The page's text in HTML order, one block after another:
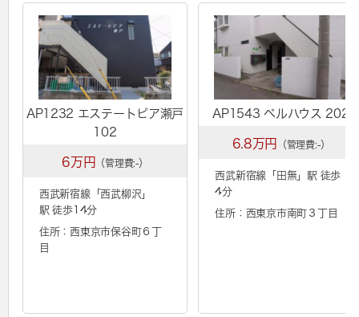
AP1232 エステートピア瀬戸
102
6万円 （管理費:-）
西武新宿線「西武柳沢 」
駅 徒歩14分
住所：西東京市保谷町６丁
目
AP1543 ベルハウス 202
6.8万円 （管理費:-）
西武新宿線「 田無」駅 徒歩
4分
住所：西東京市南町３丁目